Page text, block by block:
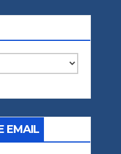
EMAIL